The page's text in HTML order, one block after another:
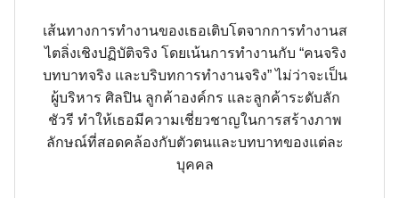
เส้นทางการทำงานของเธอเติบโตจากการทำงานส
ไตลิ่งเชิงปฏิบัติจริง โดยเน้นการทำงานกับ “คนจริง
บทบาทจริง และบริบทการทำงานจริง” ไม่ว่าจะเป็น
ผู้บริหาร ศิลปิน ลูกค้าองค์กร และลูกค้าระดับลัก
ชัวรี ทำให้เธอมีความเชี่ยวชาญในการสร้างภาพ
ลักษณ์ที่สอดคล้องกับตัวตนและบทบาทของแต่ละ
บุคคล